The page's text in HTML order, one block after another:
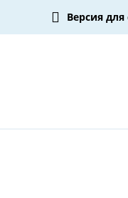
Версия